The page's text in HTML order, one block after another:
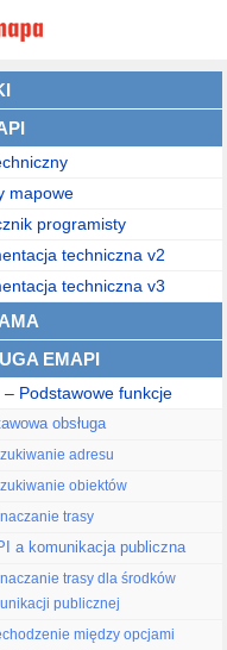
mapowe
programisty
techniczna v2
techniczna v3
EMAPI
– Podstawowe funkcje
obsługa
adresu
obiektów
trasy
a komunikacja publiczna
trasy dla środków
publicznej
między opcjami